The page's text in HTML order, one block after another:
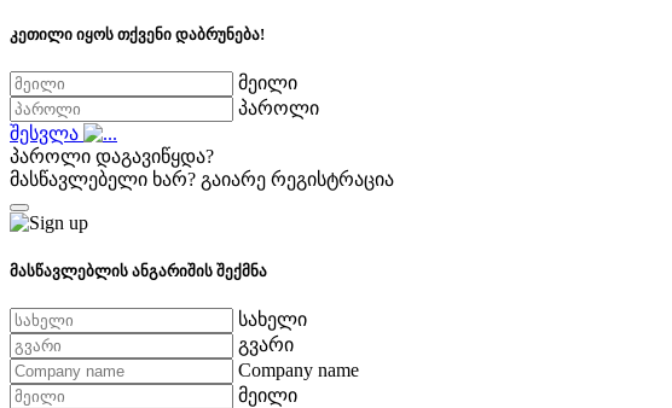
კეთილი იყოს თქვენი დაბრუნება!
მეილი
პაროლი
შესვლა
პაროლი დაგავიწყდა?
მასწავლებელი ხარ? გაიარე რეგისტრაცია
მასწავლებლის ანგარიშის შექმნა
სახელი
გვარი
Company name
მეილი